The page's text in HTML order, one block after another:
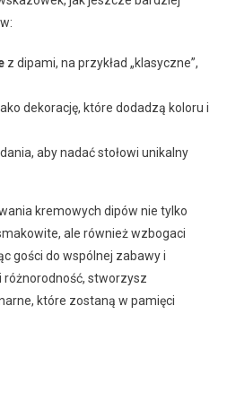
z dipami, na przykład „klasyczne”,
dekorację, które dodadzą koloru i
aby nadać stołowi unikalny
kremowych dipów nie tylko
ale również wzbogaci
gości do wspólnej zabawy i
różnorodność, stworzysz
które zostaną w pamięci